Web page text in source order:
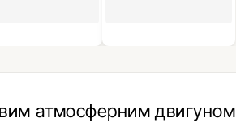
атмосферним двигуном